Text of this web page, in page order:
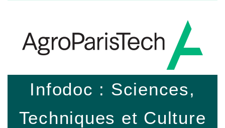
Infodoc : Sciences,
Techniques et Culture